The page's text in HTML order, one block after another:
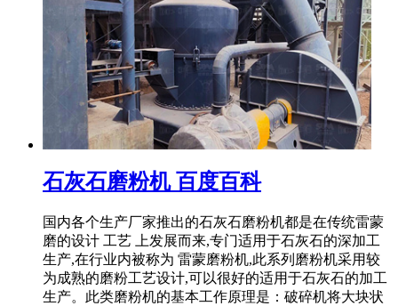
石灰石磨粉机 百度百科
国内各个生产厂家推出的石灰石磨粉机都是在传统雷蒙
磨的设计 工艺 上发展而来,专门适用于石灰石的深加工
生产,在行业内被称为 雷蒙磨粉机,此系列磨粉机采用较
为成熟的磨粉工艺设计,可以很好的适用于石灰石的加工
生产。此类磨粉机的基本工作原理是：破碎机将大块状